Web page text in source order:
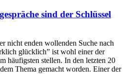
sind der Schlüssel
nicht enden wollenden Suche nach
glücklich” ist wohl einer der
häufigsten stellen. In den letzten 20
Thema gemacht worden. Einer der